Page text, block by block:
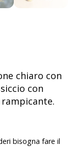
chiaro con
con
bisogna fare il